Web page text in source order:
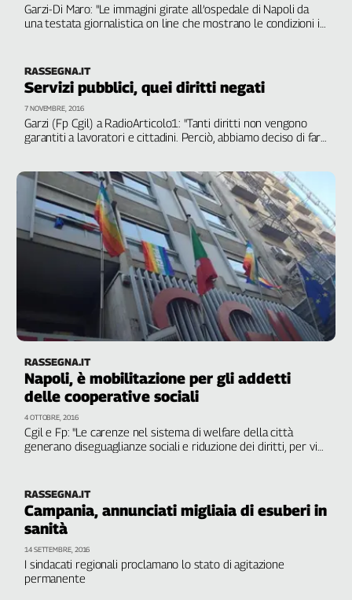
Collettiva
Collettiva
La
settimana
Girasoli
Sassolino
Linea
Economica
Inserti
Idea
Diffusa
InFlai
Le
trasmissioni
Work
Progress
nel
Lavoro
Garzi-Di Maro: "Le immagini girate all’ospedale di Napoli da
una testata giornalistica on line che mostrano le condizioni in
propaganda mediatica"
RASSEGNA.IT
Servizi pubblici, quei diritti negati
Garzi (Fp Cgil) a RadioArticolo1: "Tanti diritti non vengono
garantiti a lavoratori e cittadini. Perciò, abbiamo deciso di farli
settimana"
7 NOVEMBRE, 2016
RASSEGNA.IT
Napoli, è mobilitazione per gli addetti
delle cooperative sociali
Cgil e Fp: "Le carenze nel sistema di welfare della città
generano diseguaglianze sociali e riduzione dei diritti, per via
4 OTTOBRE, 2016
RASSEGNA.IT
Campania, annunciati migliaia di esuberi in
sanità
I sindacati regionali proclamano lo stato di agitazione
permanente
14 SETTEMBRE, 2016